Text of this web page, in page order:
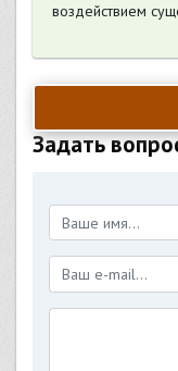
воздействием
Задать